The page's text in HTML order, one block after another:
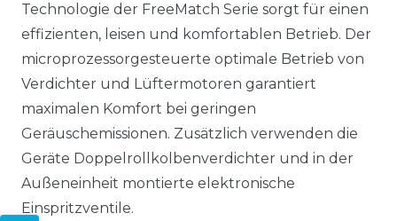
Technologie der FreeMatch Serie sorgt für einen
effizienten, leisen und komfortablen Betrieb. Der
microprozessorgesteuerte optimale Betrieb von
Verdichter und Lüftermotoren garantiert
maximalen Komfort bei geringen
Geräuschemissionen. Zusätzlich verwenden die
Geräte Doppelrollkolbenverdichter und in der
Außeneinheit montierte elektronische
Einspritzventile.